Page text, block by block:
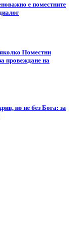
е поместните
Поместни
провеждане на
но не без Бога: за